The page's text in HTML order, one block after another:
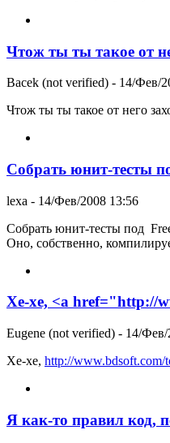
Чтож ты ты такое от
Bacek (not verified) - 14/Фев/
Чтож ты ты такое от него
Собрать юнит-тесты
lexa - 14/Фев/2008 13:56
Собрать юнит-тесты под
Оно, собственно,
Хе-хе, <a href="http://
Eugene (not verified) - 14/Фев/
Хе-хе, http://www.bdsoft.com/
Я как-то правил код,